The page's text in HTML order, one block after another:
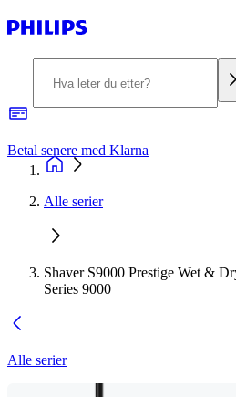
Betal senere med Klarna
Alle serier
Shaver S9000 Prestige Wet &
Series 9000
Alle serier